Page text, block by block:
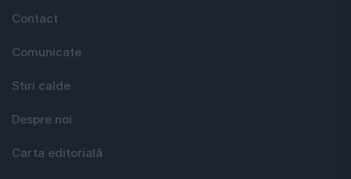
Contact
Comunicate
Stiri calde
Despre noi
Carta editorială